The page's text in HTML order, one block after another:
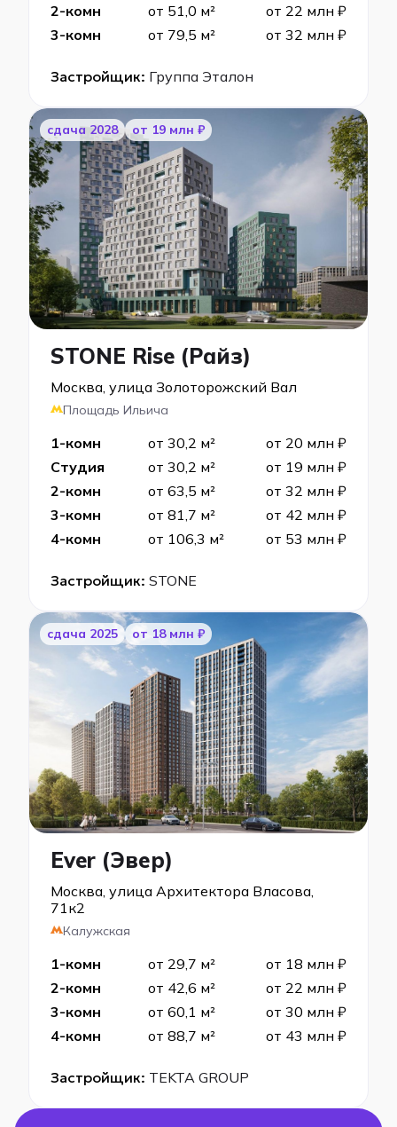
2-комн
от 51,0 м²
от 22 млн ₽
3-комн
от 79,5 м² от 32 млн ₽
Застройщик: Группа Эталон
cдача 2028 от 19 млн ₽
STONE Rise (Райз)
Москва, улица Золоторожский Вал
Площадь Ильича
1-комн от 30,2 м²
от 20 млн ₽
Студия
от 30,2 м²
от 19 млн ₽
2-комн
от 63,5 м²
от 32 млн ₽
3-комн
от 81,7 м²
от 42 млн ₽
4-комн
от 106,3 м² от 53 млн ₽
Застройщик: STONE
cдача 2025 от 18 млн ₽
Ever (Эвер)
Москва, улица Архитектора Власова,
71к2
Калужская
1-комн от 29,7 м²
от 18 млн ₽
2-комн
от 42,6 м²
от 22 млн ₽
3-комн
от 60,1 м²
от 30 млн ₽
4-комн
от 88,7 м² от 43 млн ₽
Застройщик: TEKTA GROUP